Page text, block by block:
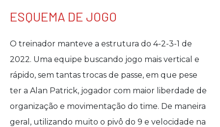
ESQUEMA DE JOGO
O treinador manteve a estrutura do 4-2-3-1 de
2022. Uma equipe buscando jogo mais vertical e
rápido, sem tantas trocas de passe, em que pese
ter a Alan Patrick, jogador com maior liberdade de
organização e movimentação do time. De maneira
geral, utilizando muito o pivô do 9 e velocidade na